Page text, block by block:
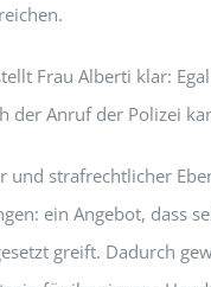
Frau Alberti klar:
der Anruf der Polizei
strafrechtlicher
ein Angebot, dass
greift. Dadurch